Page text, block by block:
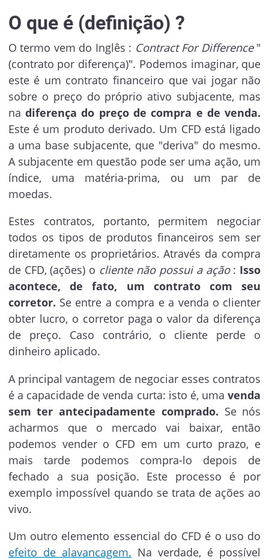
O que é (definição) ?
O termo vem do Inglês : Contract For Difference"
(contrato por diferença)". Podemos imaginar, que
este é um contrato financeiro que vai jogar não
sobre o preço do próprio ativo subjacente, mas
nadiferença do preço de compra e de venda.
Este é um produto derivado. Um CFD está ligado
a uma base subjacente, que "deriva" do mesmo.
A subjacente em questão pode ser uma ação, um
índice, uma matéria-prima, ou um par de
moedas.
Estes contratos, portanto, permitem negociar
todos os tipos de produtos financeiros sem ser
diretamente os proprietários. Através da compra
de CFD, (ações) o cliente não possui a ação: Isso
acontece, de fato, um contrato com seu
corretor. Se entre a compra e a venda o clienter
obter lucro, o corretor paga o valor da diferença
de preço. Caso contrário, o cliente perde o
dinheiro aplicado.
A principal vantagem de negociar esses contratos
é a capacidade de venda curta: isto é, umavenda
sem ter antecipadamente comprado. Se nós
acharmos que o mercado vai baixar, então
podemos vender o CFD em um curto prazo, e
mais tarde podemos compra-lo depois de
fechado a sua posição. Este processo é por
exemplo impossível quando se trata de ações ao
vivo.
Um outro elemento essencial do CFD é o uso do
efeito de alavancagem. Na verdade, é possível